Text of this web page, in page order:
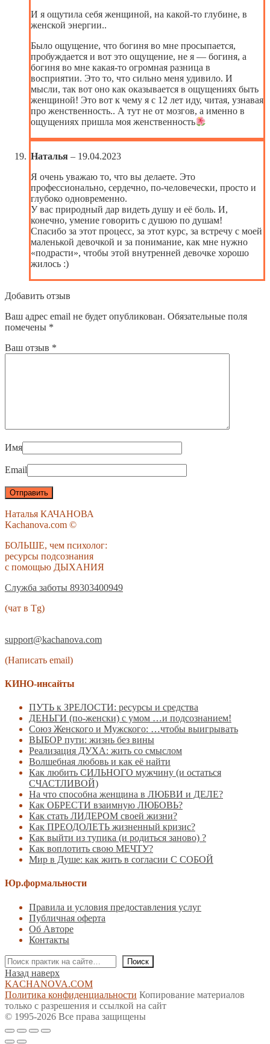
И я ощутила себя женщиной, на какой-то глубине, в
женской энергии..
Было ощущение, что богиня во мне просыпается,
пробуждается и вот это ощущение, не я — богиня, а
богиня во мне какая-то огромная разница в
восприятии. Это то, что сильно меня удивило. И
мысли, так вот оно как оказывается в ощущениях быть
женщиной! Это вот к чему я с 12 лет иду, читая, узнавая
про женственность.. А тут не от мозгов, а именно в
ощущениях пришла моя женственность
Наталья – 19.04.2023
Я очень уважаю то, что вы делаете. Это
профессионально, сердечно, по-человечески, просто и
глубоко одновременно.
У вас природный дар видеть душу и её боль. И,
конечно, умение говорить с душою по душам!
Спасибо за этот процесс, за этот курс, за встречу с моей
маленькой девочкой и за понимание, как мне нужно
«подрасти», чтобы этой внутренней девочке хорошо
жилось :)
Добавить отзыв
Ваш адрес email не будет опубликован. Обязательные поля
помечены *
Ваш отзыв *
Имя
Email
Наталья КАЧАНОВА
Kachanova.com ©
БОЛЬШЕ, чем психолог:
ресурсы подсознания
с помощью ДЫХАНИЯ
Служба заботы 89303400949
(чат в Tg)
support@kachanova.com
(Написать email)
КИНО-инсайты
ПУТЬ к ЗРЕЛОСТИ: ресурсы и средства
ДЕНЬГИ (по-женски) с умом …и подсознанием!
Союз Женского и Мужского: …чтобы выигрывать
ВЫБОР пути: жизнь без вины
Реализация ДУХА: жить со смыслом
Волшебная любовь и как её найти
Как любить СИЛЬНОГО мужчину (и остаться
СЧАСТЛИВОЙ)
На что способна женщина в ЛЮБВИ и ДЕЛЕ?
Как ОБРЕСТИ взаимную ЛЮБОВЬ?
Как стать ЛИДЕРОМ своей жизни?
Как ПРЕОДОЛЕТЬ жизненный кризис?
Как выйти из тупика (и родиться заново) ?
Как воплотить свою МЕЧТУ?
Мир в Душе: как жить в согласии С СОБОЙ
Юр.формальности
Правила и условия предоставления услуг
Публичная оферта
Об Авторе
Контакты
Поиск
Поиск
Назад наверх
KACHANOVA.COM
Политика конфиденциальности Копирование материалов
только с разрешения и ссылкой на сайт
© 1995-2026 Все права защищены